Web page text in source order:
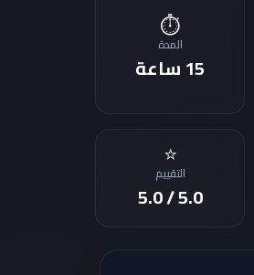
⏱️
المدة
15 ساعة
⭐
التقييم
5.0 / 5.0